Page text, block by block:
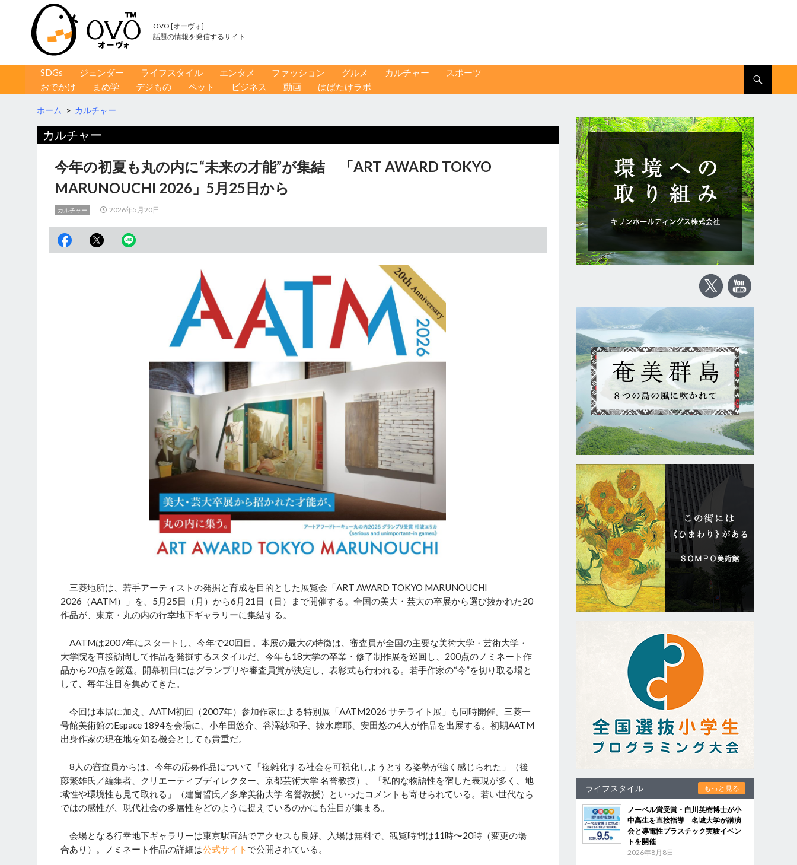
OVO [オーヴォ]
話題の情報を発信するサイト
コンテンツへ移動
SDGs ジェンダー ライフスタイル エンタメ ファッション グルメ カルチャー
スポーツ
おでかけ
まめ学 デジもの ペット ビジネス 動画 はばたけラボ
ホーム > カルチャー
カルチャー
今年の初夏も丸の内に“未来の才能”が集結 「ART AWARD TOKYO
MARUNOUCHI 2026」5月25日から
カルチャー 2026年5月20日
三菱地所は、若手アーティストの発掘と育成を目的とした展覧会「ART AWARD TOKYO MARUNOUCHI
2026（AATM）」を、5月25日（月）から6月21日（日）まで開催する。全国の美大・芸大の卒展から選び抜かれた20
作品が、東京・丸の内の行幸地下ギャラリーに集結する。
AATMは2007年にスタートし、今年で20回目。本展の最大の特徴は、審査員が全国の主要な美術大学・芸術大学・
大学院を直接訪問して作品を発掘するスタイルだ。今年も18大学の卒業・修了制作展を巡回し、200点のノミネート作
品から20点を厳選。開幕初日にはグランプリや審査員賞が決定し、表彰式も行われる。若手作家の“今”を切り取る場と
して、毎年注目を集めてきた。
今回は本展に加え、AATM初回（2007年）参加作家による特別展「AATM2026 サテライト展」も同時開催。三菱一
号館美術館のEspace 1894を会場に、小牟田悠介、谷澤紗和子、抜水摩耶、安田悠の4人が作品を出展する。初期AATM
出身作家の現在地を知る機会としても貴重だ。
8人の審査員からは、今年の応募作品について「複雑化する社会を可視化しようとする姿勢が強く感じられた」（後
藤繁雄氏／編集者、クリエーティブディレクター、京都芸術大学 名誉教授）、「私的な物語性を宿した表現が多く、地
域性や環境性も見て取れる」（建畠晢氏／多摩美術大学 名誉教授）といったコメントも寄せられている。若い世代なら
ではの感性が、現代社会の多層性をどのように捉えているのかにも注目が集まる。
会場となる行幸地下ギャラリーは東京駅直結でアクセスも良好。入場は無料で、観覧時間は11時〜20時（変更の場
合あり）。ノミネート作品の詳細は公式サイト で公開されている。
ライフスタイル もっと見る
ノーベル賞受賞・白川英樹博士が小
中高生を直接指導 名城大学が講演
会と導電性プラスチック実験イベン
トを開催
2026年8月8日